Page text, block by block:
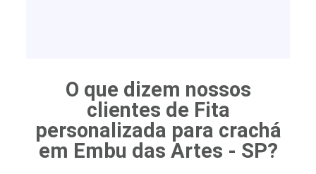
O que dizem nossos
clientes de Fita
personalizada para crachá
em Embu das Artes - SP?